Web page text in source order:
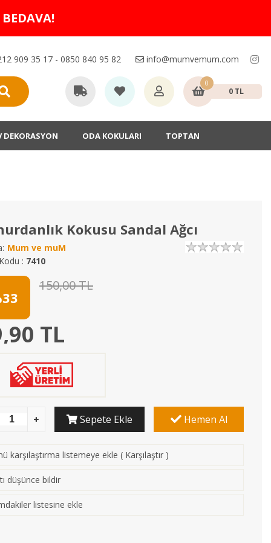
909 35 17 - 0850 840 95 82 info@mumvemum.com
0
0 TL
DEKORASYON ODA KOKULARI TOPTAN
Kokusu Sandal Ağcı
Mum ve muM
: 7410
150,00 TL
TL
Sepete Ekle Hemen Al
karşılaştırma listemeye ekle ( Karşılaştır )
düşünce bildir
listesine ekle